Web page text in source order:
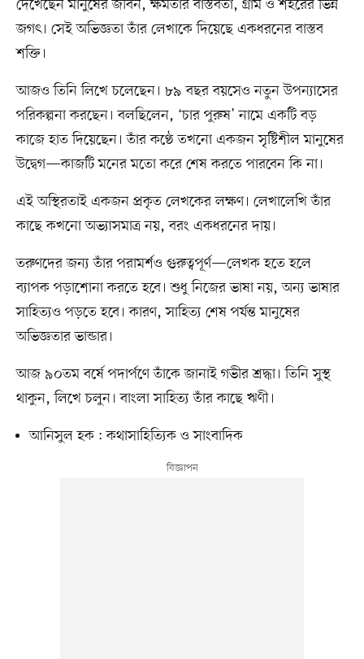
দেখেছেন মানুষের জীবন, ক্ষমতার বাস্তবতা, গ্রাম ও শহরের ভিন্ন
জগৎ। সেই অভিজ্ঞতা তাঁর লেখাকে দিয়েছে একধরনের বাস্তব
শক্তি।
আজও তিনি লিখে চলেছেন। ৮৯ বছর বয়সেও নতুন উপন্যাসের
পরিকল্পনা করছেন। বলছিলেন, ‘চার পুরুষ’ নামে একটি বড়
কাজে হাত দিয়েছেন। তাঁর কণ্ঠে তখনো একজন সৃষ্টিশীল মানুষের
উদ্বেগ—কাজটি মনের মতো করে শেষ করতে পারবেন কি না।
এই অস্থিরতাই একজন প্রকৃত লেখকের লক্ষণ। লেখালেখি তাঁর
কাছে কখনো অভ্যাসমাত্র নয়, বরং একধরনের দায়।
তরুণদের জন্য তাঁর পরামর্শও গুরুত্বপূর্ণ—লেখক হতে হলে
ব্যাপক পড়াশোনা করতে হবে। শুধু নিজের ভাষা নয়, অন্য ভাষার
সাহিত্যও পড়তে হবে। কারণ, সাহিত্য শেষ পর্যন্ত মানুষের
অভিজ্ঞতার ভান্ডার।
আজ ৯০তম বর্ষে পদার্পণে তাঁকে জানাই গভীর শ্রদ্ধা। তিনি সুস্থ
থাকুন, লিখে চলুন। বাংলা সাহিত্য তাঁর কাছে ঋণী।
আনিসুল হক : কথাসাহিত্যিক ও সাংবাদিক